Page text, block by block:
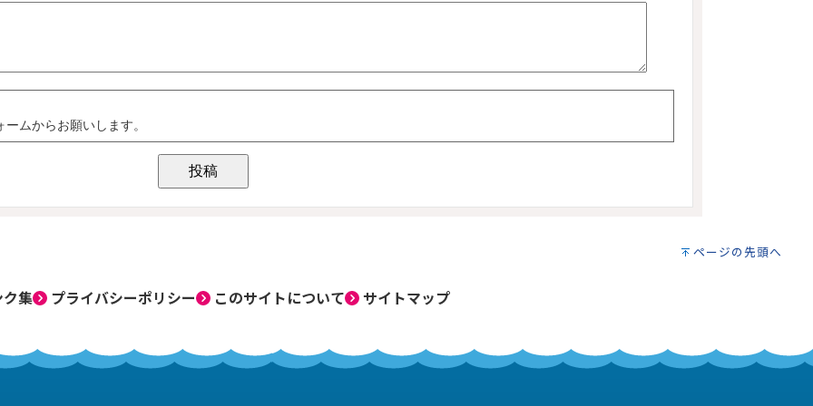
ページの先頭へ
集 プライバシーポリシー このサイトについて サイトマップ